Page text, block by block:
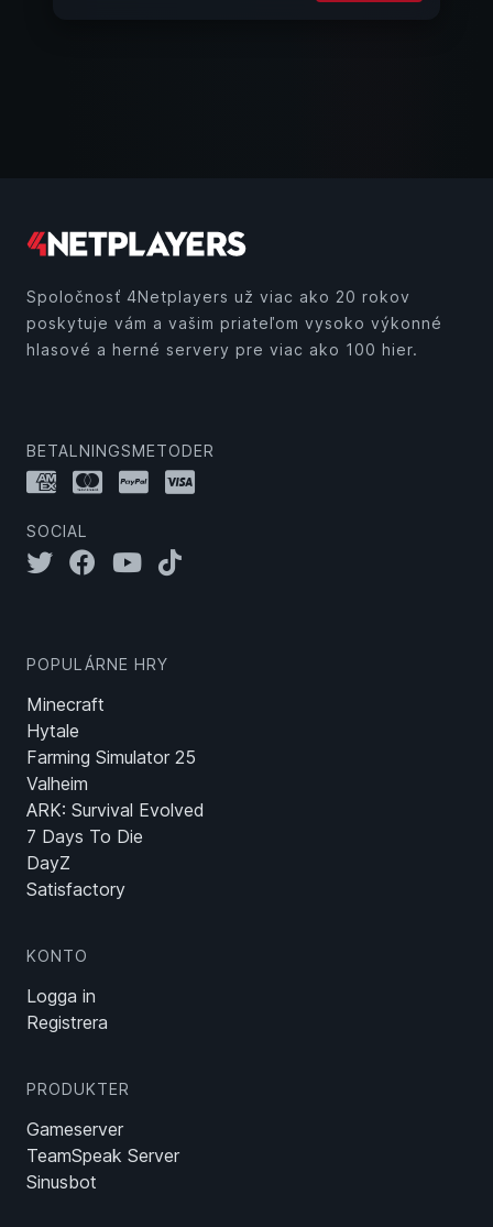
Spoločnosť 4Netplayers už viac ako 20 rokov
poskytuje vám a vašim priateľom vysoko výkonné
hlasové a herné servery pre viac ako 100 hier.
BETALNINGSMETODER
SOCIAL
POPULÁRNE HRY
Minecraft
Hytale
Farming Simulator 25
Valheim
ARK: Survival Evolved
7 Days To Die
DayZ
Satisfactory
KONTO
Logga in
Registrera
PRODUKTER
Gameserver
TeamSpeak Server
Sinusbot